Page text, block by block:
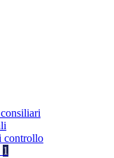
controllo
1